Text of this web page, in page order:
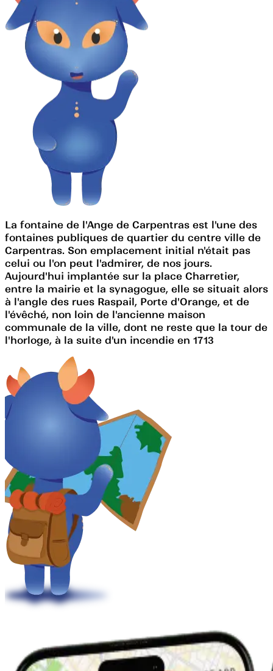
La fontaine de l'Ange de Carpentras est l'une des
fontaines publiques de quartier du centre ville de
Carpentras. Son emplacement initial n'était pas
celui ou l'on peut l'admirer, de nos jours.
Aujourd'hui implantée sur la place Charretier,
entre la mairie et la synagogue, elle se situait alors
à l'angle des rues Raspail, Porte d'Orange, et de
l'évêché, non loin de l'ancienne maison
communale de la ville, dont ne reste que la tour de
l'horloge, à la suite d'un incendie en 1713